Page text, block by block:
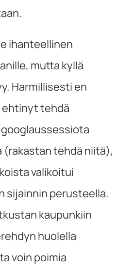
ihanteellinen
mutta kyllä
Harmillisesti en
ehtinyt tehdä
(rakastan tehdä niitä),
valikoitui
sijainnin perusteella.
kaupunkiin
huolella
voin poimia